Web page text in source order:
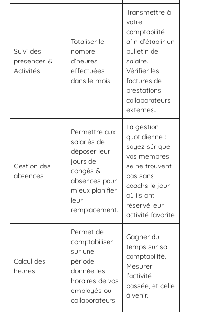
Suivi des
présences &
Activités
Totaliser le
nombre
d’heures
effectuées
dans le mois
Transmettre à
votre
comptabilité
afin d’établir un
bulletin de
salaire.
Vérifier les
factures de
prestations
collaborateurs
externes…
Gestion des
absences
Permettre aux
salariés de
déposer leur
jours de
congés &
absences pour
mieux planifier
leur
remplacement.
La gestion
quotidienne :
soyez sûr que
vos membres
se ne trouvent
pas sans
coachs le jour
où ils ont
réservé leur
activité favorite.
Calcul des
heures
Permet de
comptabiliser
sur une
période
donnée les
horaires de vos
employés ou
collaborateurs
Gagner du
temps sur sa
comptabilité.
Mesurer
l’activité
passée, et celle
à venir.